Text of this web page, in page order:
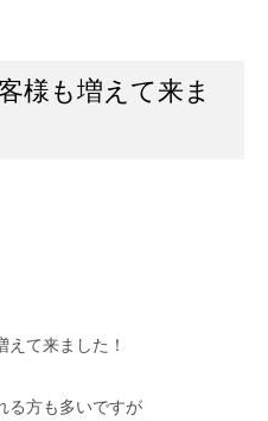
様も増えて来ま
て来ました！
る方も多いですが